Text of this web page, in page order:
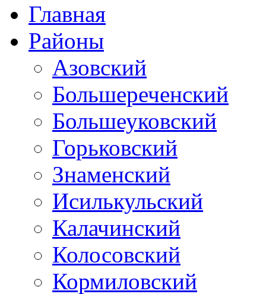
Главная
Районы
Азовский
Большереченский
Большеуковский
Горьковский
Знаменский
Исилькульский
Калачинский
Колосовский
Кормиловский